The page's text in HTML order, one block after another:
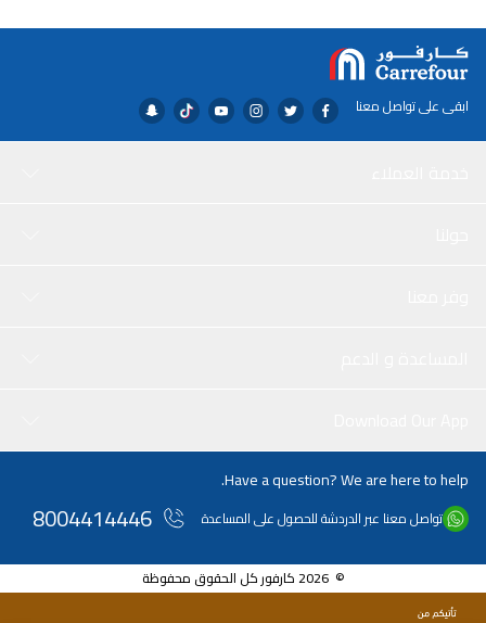
ابقى على تواصل معنا
Have a question? We are here to help.
تواصل معنا عبر الدردشة للحصول على المساعدة 8004414446
© 2026 كارفور كل الحقوق محفوظة